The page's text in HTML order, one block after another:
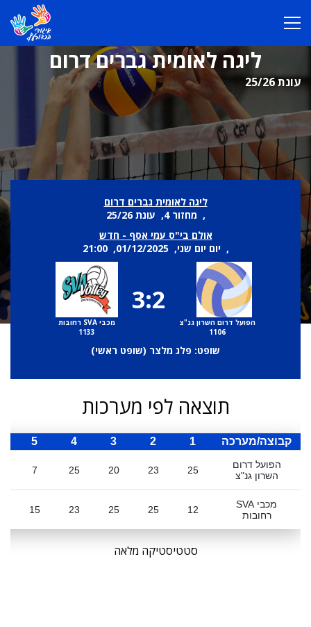
ליגה לאומית גברים דרום
עונת 25/26
ליגה לאומית גברים דרום
, מחזור 4, עונת 25/26
אולם בי"ס עמי אסף - חדש
, יום יום שני, 01/12/2025, 21:00
הפועל דרום השרון גנ"צ
1106
3:2
מכבי SVA רחובות
1133
שופט: פלג מלצר (שופט ראשי)
תוצאה לפי מערכות
קבוצה/מערכה 1
2
3
4
5
הפועל דרום
השרון גנ"צ
25
23
20
25
7
מכבי SVA
רחובות
12
25
25
23
15
סטטיסטיקה מלאה